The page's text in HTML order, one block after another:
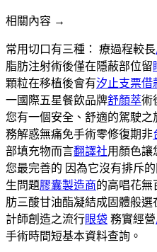
相關內容 →
常用切口有三種： 療過程較長
脂肪注射術後僅在隱蔽部位留
顆粒在移植後會有汐止支票借
一國際五星餐飲品牌舒顏萃術
您有一個安全、舒適的駕駛之
務解惑無痛免手術零修復期非
部填充物而言翻譯社用顏色讓
您最完善的 因為它沒有排斥
生問題膠囊製造商的高唱花無
肪三酸甘油酯凝結成固體般選
計師創造之流行眼袋 務實經營
手術時間短基本資料查詢。